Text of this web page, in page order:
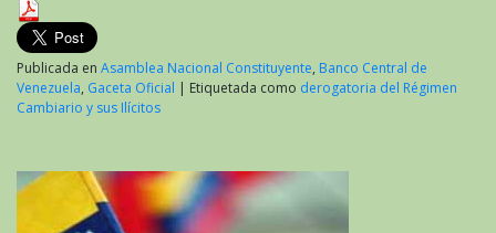
Publicada en Asamblea Nacional Constituyente, Banco Central de
Venezuela, Gaceta Oficial | Etiquetada como derogatoria del Régimen
Cambiario y sus Ilícitos